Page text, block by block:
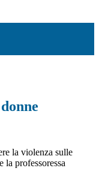
la violenza sulle
la professoressa